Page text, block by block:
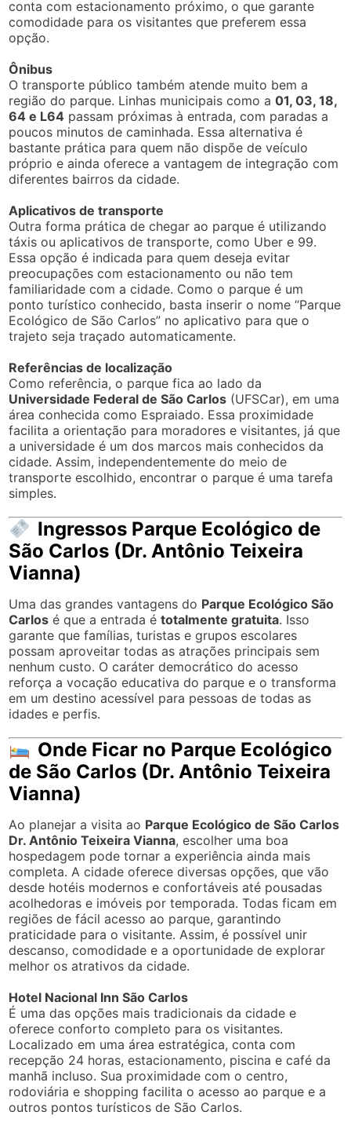
conta com estacionamento próximo, o que garante
comodidade para os visitantes que preferem essa
opção.
Ônibus
O transporte público também atende muito bem a
região do parque. Linhas municipais como a01, 03, 18,
64 e L64 passam próximas à entrada, com paradas a
poucos minutos de caminhada. Essa alternativa é
bastante prática para quem não dispõe de veículo
próprio e ainda oferece a vantagem de integração com
diferentes bairros da cidade.
Aplicativos de transporte
Outra forma prática de chegar ao parque é utilizando
táxis ou aplicativos de transporte, como Uber e 99.
Essa opção é indicada para quem deseja evitar
preocupações com estacionamento ou não tem
familiaridade com a cidade. Como o parque é um
ponto turístico conhecido, basta inserir o nome “Parque
Ecológico de São Carlos” no aplicativo para que o
trajeto seja traçado automaticamente.
Referências de localização
Como referência, o parque fica ao lado da
Universidade Federal de São Carlos (UFSCar), em uma
área conhecida como Espraiado. Essa proximidade
facilita a orientação para moradores e visitantes, já que
a universidade é um dos marcos mais conhecidos da
cidade. Assim, independentemente do meio de
transporte escolhido, encontrar o parque é uma tarefa
simples.
Ingressos Parque Ecológico de
São Carlos (Dr. Antônio Teixeira
Vianna)
Uma das grandes vantagens do Parque Ecológico São
Carlos é que a entrada étotalmente gratuita. Isso
garante que famílias, turistas e grupos escolares
possam aproveitar todas as atrações principais sem
nenhum custo. O caráter democrático do acesso
reforça a vocação educativa do parque e o transforma
em um destino acessível para pessoas de todas as
idades e perfis.
Onde Ficar no Parque Ecológico
de São Carlos (Dr. Antônio Teixeira
Vianna)
Ao planejar a visita ao Parque Ecológico de São Carlos
Dr. Antônio Teixeira Vianna, escolher uma boa
hospedagem pode tornar a experiência ainda mais
completa. A cidade oferece diversas opções, que vão
desde hotéis modernos e confortáveis até pousadas
acolhedoras e imóveis por temporada. Todas ficam em
regiões de fácil acesso ao parque, garantindo
praticidade para o visitante. Assim, é possível unir
descanso, comodidade e a oportunidade de explorar
melhor os atrativos da cidade.
Hotel Nacional Inn São Carlos
É uma das opções mais tradicionais da cidade e
oferece conforto completo para os visitantes.
Localizado em uma área estratégica, conta com
recepção 24 horas, estacionamento, piscina e café da
manhã incluso. Sua proximidade com o centro,
rodoviária e shopping facilita o acesso ao parque e a
outros pontos turísticos de São Carlos.